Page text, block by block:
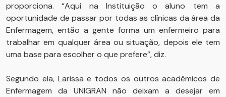
proporciona. “Aqui na Instituição o aluno tem a
oportunidade de passar por todas as clínicas da área da
Enfermagem, então a gente forma um enfermeiro para
trabalhar em qualquer área ou situação, depois ele tem
uma base para escolher o que prefere”, diz.
Segundo ela, Larissa e todos os outros acadêmicos de
Enfermagem da UNIGRAN não deixam a desejar em